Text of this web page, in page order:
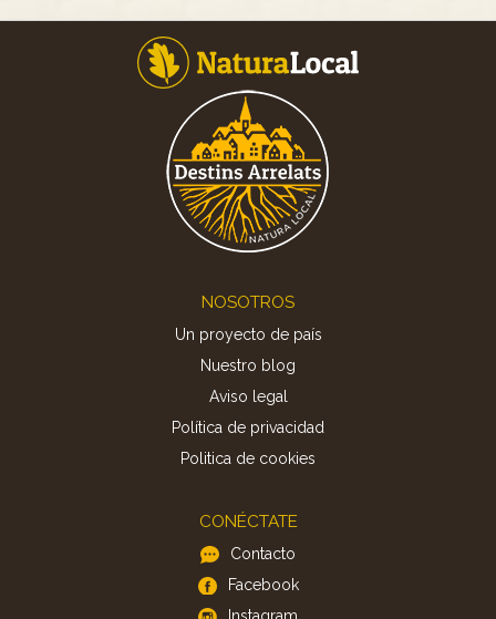
NOSOTROS
Un proyecto de país
Nuestro blog
Aviso legal
Política de privacidad
Politica de cookies
CONÉCTATE
Contacto
Facebook
Instagram